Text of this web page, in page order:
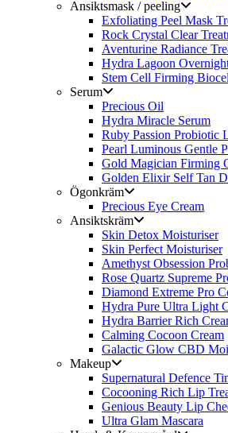
Ansiktsmask / peeling
Exfoliating Peel Mask
Rock Crystal Clear
Aventurine Radiance
Hydra Lagoon
Stem Cell Firming
Serum
Precious Oil
Hydra Miracle Serum
Ruby Passion Probiotic
Pearl Luminous Gentle
Gold Magician Firming
Golden Elixir Self Tan
Ögonkräm
Precious Eye Cream
Ansiktskräm
Skin Detox Moisturiser
Skin Perfect Moisturiser
Amethyst Obsession
Rose Quartz Supreme
Diamond Extreme Pro
Hydra Pure Ultra Light
Hydra Barrier Rich
Calming Cocoon Cream
Galactic Glow CBD
Makeup
Supernatural Defence
Cocooning Rich Lip
Genious Beauty Lip
Ultra Glam Mascara